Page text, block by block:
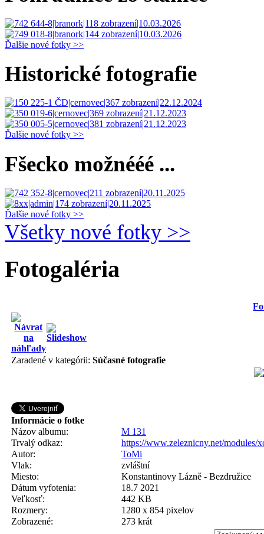
Ďalšie nové fotky >>
Historické fotografie
Ďalšie nové fotky >>
Fšecko možnééé ...
Ďalšie nové fotky >>
Všetky nové fotky >>
Fotogaléria
Zaradené v kategórii: Súčasné fotografie
Informácie o fotke
Názov albumu:
M 131
Trvalý odkaz:
https://www.zeleznicny.net/modules/
Autor:
ToMi
Vlak:
zvláštní
Miesto:
Konstantinovy Lázně - Bezdružice
Dátum vyfotenia:
18.7 2021
Veľkosť:
442 KB
Rozmery:
1280 x 854 pixelov
Zobrazené:
273 krát